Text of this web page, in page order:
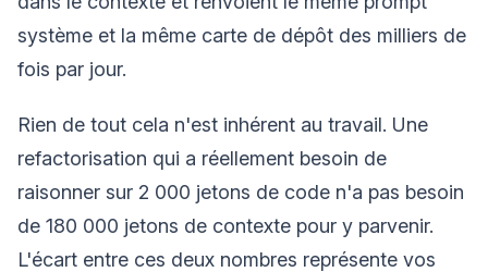
système et la même carte de dépôt des milliers de
fois par jour.
Rien de tout cela n'est inhérent au travail. Une
refactorisation qui a réellement besoin de
raisonner sur 2 000 jetons de code n'a pas besoin
de 180 000 jetons de contexte pour y parvenir.
L'écart entre ces deux nombres représente vos